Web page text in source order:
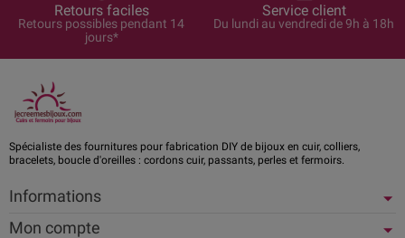
Retours faciles
Retours possibles pendant 14
jours*
Service client
Du lundi au vendredi de 9h à 18h
Spécialiste des fournitures pour fabrication DIY de bijoux en cuir, colliers,
bracelets, boucle d'oreilles : cordons cuir, passants, perles et fermoirs.
Informations
Mon compte